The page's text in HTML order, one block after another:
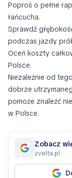
Poproś o pełne
łańcucha.
Sprawdź
podczas jazdy
Oceń koszty
Polsce.
Niezależnie od
dobrze
pomoże znaleźć
w Polsce.
Zobacz
zvelta.pl